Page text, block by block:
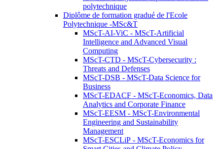
polytechnique
Diplôme de formation gradué de l'Ecole
Polytechnique -MSc&T
MScT-AI-ViC - MScT-Artificial
Intelligence and Advanced Visual
Computing
MScT-CTD - MScT-Cybersecurity :
Threats and Defenses
MScT-DSB - MScT-Data Science for
Business
MScT-EDACF - MScT-Economics, Data
Analytics and Corporate Finance
MScT-EESM - MScT-Environmental
Engineering and Sustainability
Management
MScT-ESCLiP - MScT-Economics for